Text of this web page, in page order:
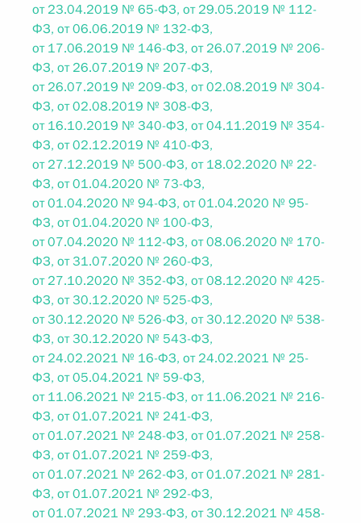
от 23.04.2019 № 65-ФЗ, от 29.05.2019 № 112-
ФЗ, от 06.06.2019 № 132-ФЗ,
от 17.06.2019 № 146-ФЗ, от 26.07.2019 № 206-
ФЗ, от 26.07.2019 № 207-ФЗ,
от 26.07.2019 № 209-ФЗ, от 02.08.2019 № 304-
ФЗ, от 02.08.2019 № 308-ФЗ,
от 16.10.2019 № 340-ФЗ, от 04.11.2019 № 354-
ФЗ, от 02.12.2019 № 410-ФЗ,
от 27.12.2019 № 500-ФЗ, от 18.02.2020 № 22-
ФЗ, от 01.04.2020 № 73-ФЗ,
от 01.04.2020 № 94-ФЗ, от 01.04.2020 № 95-
ФЗ, от 01.04.2020 № 100-ФЗ,
от 07.04.2020 № 112-ФЗ, от 08.06.2020 № 170-
ФЗ, от 31.07.2020 № 260-ФЗ,
от 27.10.2020 № 352-ФЗ, от 08.12.2020 № 425-
ФЗ, от 30.12.2020 № 525-ФЗ,
от 30.12.2020 № 526-ФЗ, от 30.12.2020 № 538-
ФЗ, от 30.12.2020 № 543-ФЗ,
от 24.02.2021 № 16-ФЗ, от 24.02.2021 № 25-
ФЗ, от 05.04.2021 № 59-ФЗ,
от 11.06.2021 № 215-ФЗ, от 11.06.2021 № 216-
ФЗ, от 01.07.2021 № 241-ФЗ,
от 01.07.2021 № 248-ФЗ, от 01.07.2021 № 258-
ФЗ, от 01.07.2021 № 259-ФЗ,
от 01.07.2021 № 262-ФЗ, от 01.07.2021 № 281-
ФЗ, от 01.07.2021 № 292-ФЗ,
от 01.07.2021 № 293-ФЗ, от 30.12.2021 № 458-